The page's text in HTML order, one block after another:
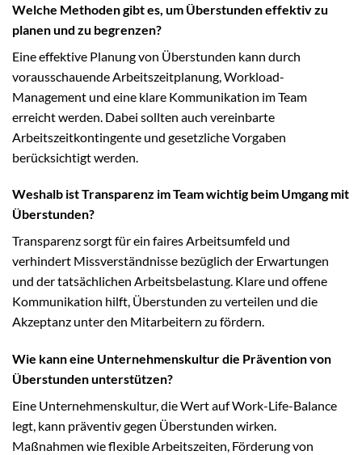
Welche Methoden gibt es, um Überstunden effektiv zu
planen und zu begrenzen?
Eine effektive Planung von Überstunden kann durch
vorausschauende Arbeitszeitplanung, Workload-
Management und eine klare Kommunikation im Team
erreicht werden. Dabei sollten auch vereinbarte
Arbeitszeitkontingente und gesetzliche Vorgaben
berücksichtigt werden.
Weshalb ist Transparenz im Team wichtig beim Umgang mit
Überstunden?
Transparenz sorgt für ein faires Arbeitsumfeld und
verhindert Missverständnisse bezüglich der Erwartungen
und der tatsächlichen Arbeitsbelastung. Klare und offene
Kommunikation hilft, Überstunden zu verteilen und die
Akzeptanz unter den Mitarbeitern zu fördern.
Wie kann eine Unternehmenskultur die Prävention von
Überstunden unterstützen?
Eine Unternehmenskultur, die Wert auf Work-Life-Balance
legt, kann präventiv gegen Überstunden wirken.
Maßnahmen wie flexible Arbeitszeiten, Förderung von